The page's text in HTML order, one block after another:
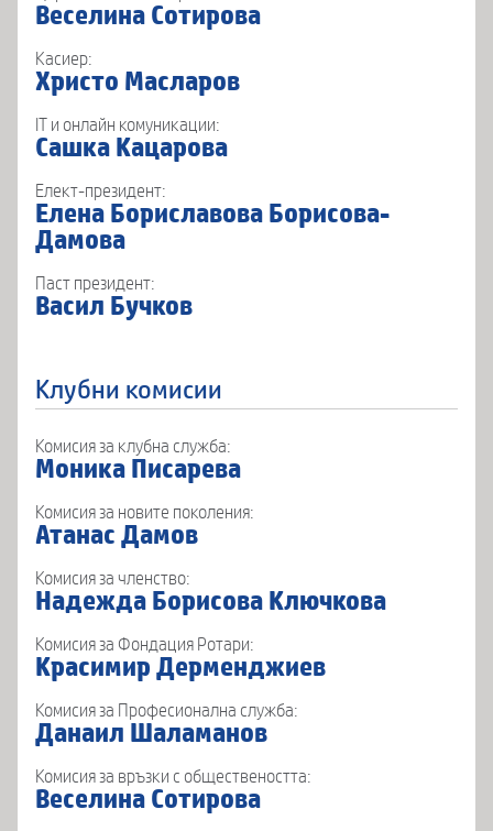
Веселина Сотирова
Касиер:
Христо Масларов
IT и онлайн комуникации:
Сашка Кацарова
Елект-президент:
Елена Бориславова Борисова-
Дамова
Паст президент:
Васил Бучков
Клубни комисии
Комисия за клубна служба:
Моника Писарева
Комисия за новите поколения:
Атанас Дамов
Комисия за членство:
Надежда Борисова Ключкова
Комисия за Фондация Ротари:
Красимир Дерменджиев
Комисия за Професионална служба:
Данаил Шаламанов
Комисия за връзки с обществеността:
Веселина Сотирова